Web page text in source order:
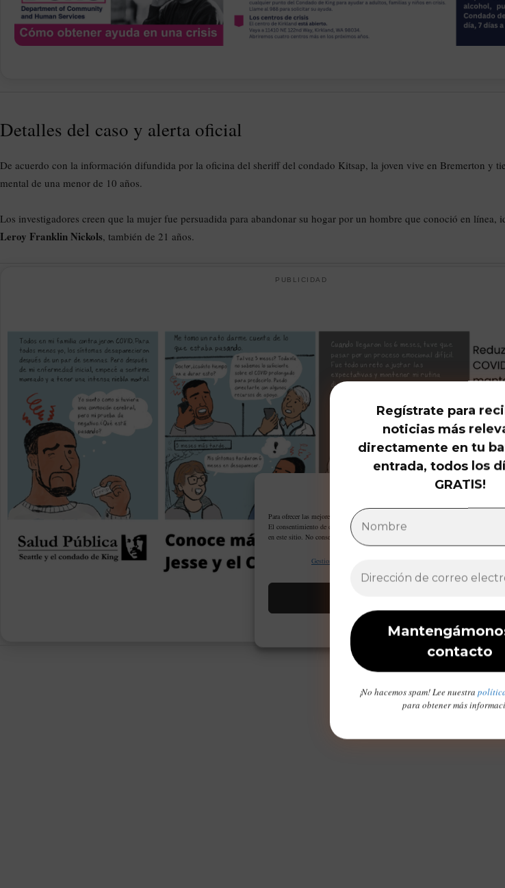
Gestiona tu privacidad
Para ofrecer las mejores experiencias, utilizamos tecnologías como las cookies para
El consentimiento de estas tecnologías nos permitirá procesar datos como el
en este sitio. No consentir o retirar el consentimiento, puede afectar negativamente a
Gestionar proveedores
Opt-out preferences Declaración de privacidad
Detalles del caso y alerta oficial
De acuerdo con la información difundida por la oficina del sheriff del condado Kitsap, la joven vive en Bremerton y
mental de una menor de 10 años.
Los investigadores creen que la mujer fue persuadida para abandonar su hogar por un hombre que conoció en línea,
Leroy Franklin Nickols, también de 21 años.
PUBLICIDAD
Regístrate para
noticias más
directamente en tu
entrada, todos los
GRATIS!
¡No hacemos spam! Lee nuestra
para obtener más